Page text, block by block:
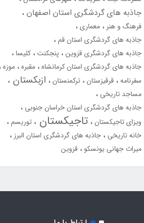
جاذبه های گردشگری استان اصفهان
فرهنگ و هنر معماری
جاذبه های گردشگری استان قم
جاذبه های گردشگری قزوین پنجکنت کلیسا
جاذبه های گردشگری استان کرمانشاه مقبره موزه
سفرنامه قرقیزستان ترکمنستان ازبکستان
مساجد تاریخی
جاذبه های گردشگری استان خراسان جنوبی
ویزای تاجیکستان تاجیکستان توریسم
خانه تاریخی جاذبه های گردشگری استان البرز
میراث جهانی یونسکو قزوین